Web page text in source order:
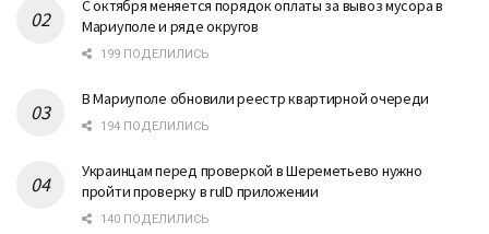
С октября меняется порядок оплаты за вывоз мусора в
Мариуполе и ряде округов
199 ПОДЕЛИЛИСЬ
В Мариуполе обновили реестр квартирной очереди
194 ПОДЕЛИЛИСЬ
Украинцам перед проверкой в Шереметьево нужно
пройти проверку в ruID приложении
140 ПОДЕЛИЛИСЬ